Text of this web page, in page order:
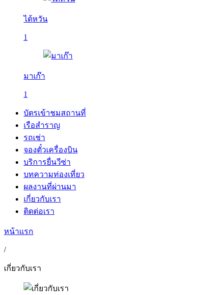
ไต้หวัน
1
มาเก๊า
1
บัตรเข้าชมสถานที่
เรือสำราญ
รถเช่า
จองตั๋วเครื่องบิน
บริการยื่นวีซ่า
บทความท่องเที่ยว
ผลงานที่ผ่านมา
เกี่ยวกับเรา
ติดต่อเรา
หน้าแรก
/
เกี่ยวกับเรา